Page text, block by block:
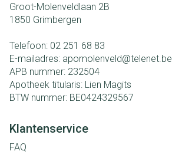
Groot-Molenveldlaan 2B
1850 Grimbergen
Telefoon: 02 251 68 83
E-mailadres: apomolenveld@telenet.be
APB nummer: 232504
Apotheek titularis: Lien Magits
BTW nummer: BE0424329567
Klantenservice
FAQ